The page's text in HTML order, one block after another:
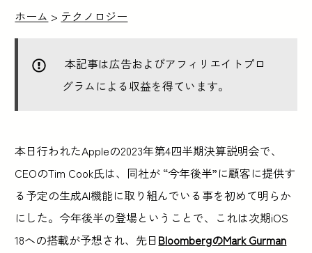
ホーム > テクノロジー
本記事は広告およびアフィリエイトプロ
グラムによる収益を得ています。
本日行われたAppleの2023年第4四半期決算説明会で、
CEOのTim Cook氏は、同社が “今年後半”に顧客に提供す
る予定の生成AI機能に取り組んでいる事を初めて明らか
にした。今年後半の登場ということで、これは次期iOS
18への搭載が予想され、先日 BloombergのMark Gurman